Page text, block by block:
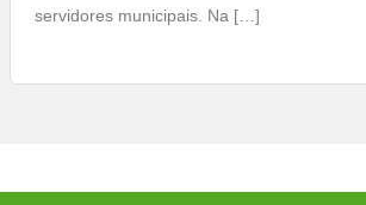
servidores municipais. Na […]